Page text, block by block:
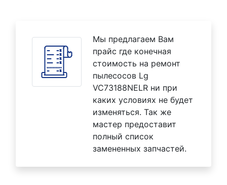
Мы предлагаем Вам
прайс где конечная
стоимость на ремонт
пылесосов Lg
VC73188NELR ни при
каких условиях не будет
изменяться. Так же
мастер предоставит
полный список
замененных запчастей.